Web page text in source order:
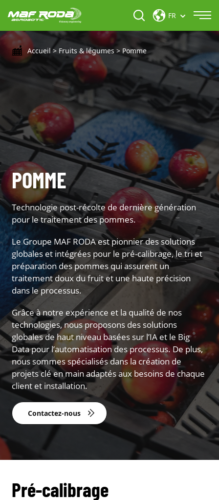
FR
Accueil> Fruits & légumes > Pomme
POMME
Technologie post-récolte de dernière génération
pour le traitement des pommes.
Le Groupe MAF RODA est pionnier des solutions
globales et intégrées pour le pré-calibrage, le tri et
préparation des pommes qui assurent un
traitement doux du fruit et une haute précision
dans le processus.
Grâce à notre expérience et la qualité de nos
technologies, nous proposons des solutions
globales de haut niveau basées sur l’IA et le Big
Data pour l’automatisation des processus. De plus,
nous sommes spécialisés dans la création de
projets clé en main adaptés aux besoins de chaque
client et installation.
Contactez-nous
Pré-calibrage